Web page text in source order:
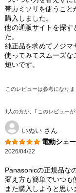
帯カミソリを使うこと
購入しました。
他の通販サイトを探す
た。
純正品を求めてノジマ
使ってみてスムーズな
短いです。
このレビューは参考になりま
1人の方が、｢このレビュー
いぬい さん
電動シェ
2026/04/22
Panasonicの正規品な
変え方も簡単でいつも
また購入しようと思い